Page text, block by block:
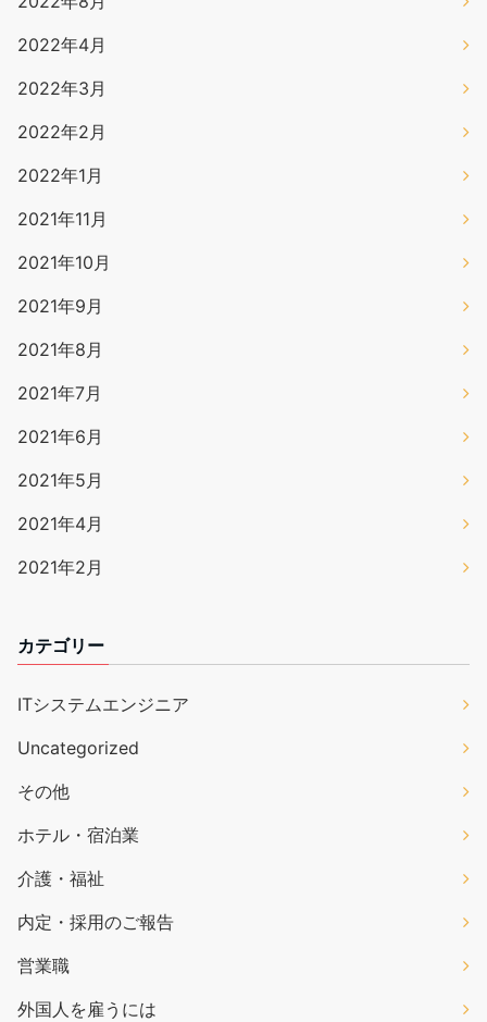
2022年4月
2022年3月
2022年2月
2022年1月
2021年11月
2021年10月
2021年9月
2021年8月
2021年7月
2021年6月
2021年5月
2021年4月
2021年2月
カテゴリー
ITシステムエンジニア
Uncategorized
その他
ホテル・宿泊業
介護・福祉
内定・採用のご報告
営業職
外国人を雇うには